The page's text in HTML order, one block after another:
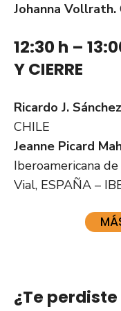
Johanna Vollrath.
12:30 h –
Y CIERRE
Ricardo J.
CHILE
Jeanne Picard
Iberoamericana
Vial, ESPAÑA –
¿Te